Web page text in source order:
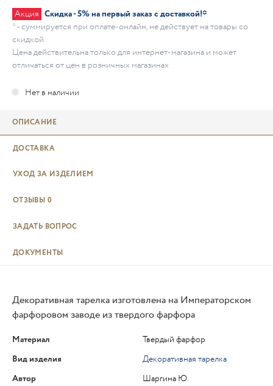
Акция Скидка - 5% на первый заказ с доставкой!*
* - суммируется при оплате-онлайн, не действует на товары со
скидкой.
Цена действительна только для интернет-магазина и может
отличаться от цен в розничных магазинах
ОПИСАНИЕ
ДОСТАВКА
УХОД ЗА ИЗДЕЛИЕМ
ОТЗЫВЫ 0
ЗАДАТЬ ВОПРОС
ДОКУМЕНТЫ
Декоративная тарелка изготовлена на Императорском
фарфоровом заводе из твердого фарфора
Материал
Твердый фарфор
Вид изделия
Декоративная тарелка
Автор
Шаргина Ю.